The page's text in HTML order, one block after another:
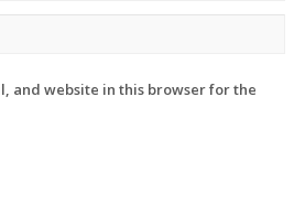
and website in this browser for the